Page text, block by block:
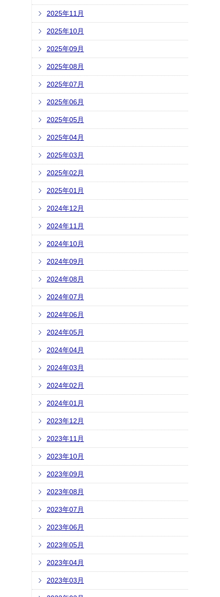
2025年11月
2025年10月
2025年09月
2025年08月
2025年07月
2025年06月
2025年05月
2025年04月
2025年03月
2025年02月
2025年01月
2024年12月
2024年11月
2024年10月
2024年09月
2024年08月
2024年07月
2024年06月
2024年05月
2024年04月
2024年03月
2024年02月
2024年01月
2023年12月
2023年11月
2023年10月
2023年09月
2023年08月
2023年07月
2023年06月
2023年05月
2023年04月
2023年03月